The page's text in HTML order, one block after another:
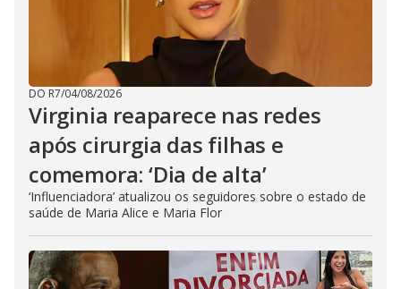
DO R7/04/08/2026
Virginia reaparece nas redes
após cirurgia das filhas e
comemora: ‘Dia de alta’
‘Influenciadora’ atualizou os seguidores sobre o estado de
saúde de Maria Alice e Maria Flor